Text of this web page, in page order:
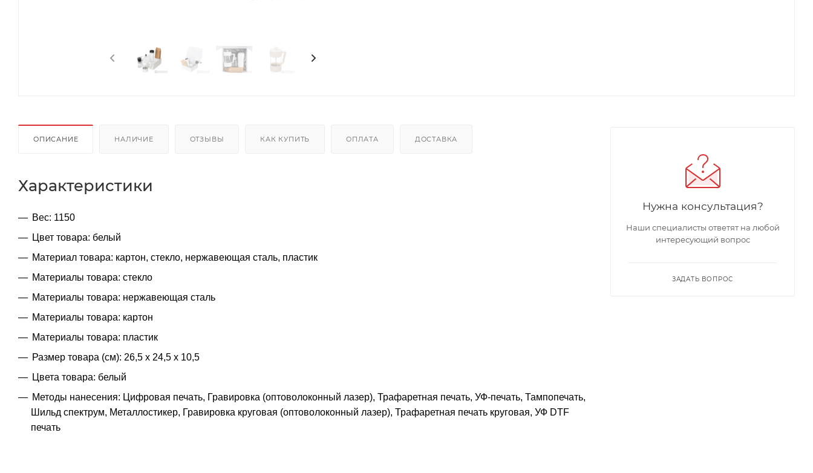
ОПИСАНИЕ НАЛИЧИЕ ОТЗЫВЫ КАК КУПИТЬ ОПЛАТА ДОСТАВКА
Характеристики
Вес: 1150
Цвет товара: белый
Материал товара: картон, стекло, нержавеющая сталь, пластик
Материалы товара: стекло
Материалы товара: нержавеющая cталь
Материалы товара: картон
Материалы товара: пластик
Размер товара (см): 26,5 х 24,5 х 10,5
Цвета товара: белый
Методы нанесения: Цифровая печать, Гравировка (оптоволоконный лазер), Трафаретная печать, УФ-печать, Тампопечать,
Шильд спектрум, Металлостикер, Гравировка круговая (оптоволоконный лазер), Трафаретная печать круговая, УФ DTF
печать
Нужна консультация?
Наши специалисты ответят на любой
интересующий вопрос
ЗАДАТЬ ВОПРОС